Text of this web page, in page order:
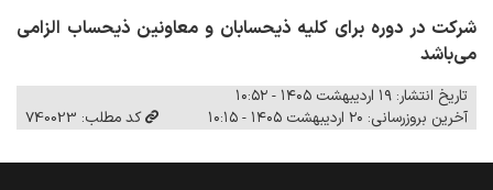
شرکت در دوره برای کلیه ذیحسابان و معاونین ذیحساب الزامی
می‌باشد
تاریخ انتشار: ۱۹ اردیبهشت ۱۴۰۵ - ۱۰:۵۲
آخرین بروزرسانی: ۲۰ اردیبهشت ۱۴۰۵ - ۱۰:۱۵
کد مطلب: 740023